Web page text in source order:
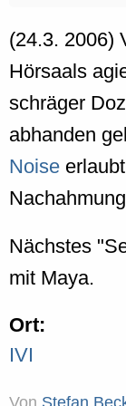
(24.3. 2006)
Hörsaals
schräger
abhanden
Noise
Nächstes
mit Maya.
Ort:
IVI
Von Stefan